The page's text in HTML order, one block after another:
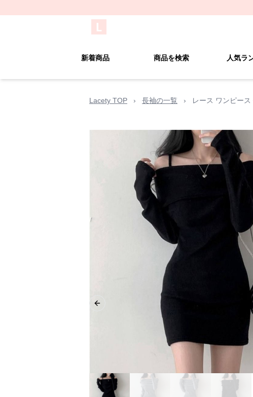
新着商品 商品を検索 人気ラ
Lacety TOP › 長袖の一覧 › レース ワンピー
Previous slide